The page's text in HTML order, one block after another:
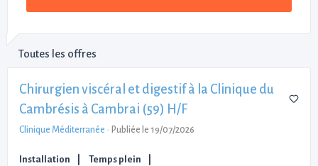
Toutes les offres
Chirurgien viscéral et digestif à la Clinique du
Cambrésis à Cambrai (59) H/F
Clinique Méditerranée - Publiée le 19/07/2026
Installation
Temps plein